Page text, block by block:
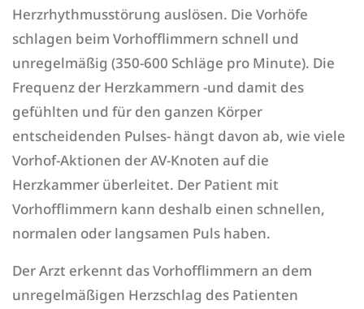
Herzrhythmusstörung auslösen. Die Vorhöfe
schlagen beim Vorhofflimmern schnell und
unregelmäßig (350-600 Schläge pro Minute). Die
Frequenz der Herzkammern -und damit des
gefühlten und für den ganzen Körper
entscheidenden Pulses- hängt davon ab, wie viele
Vorhof-Aktionen der AV-Knoten auf die
Herzkammer überleitet. Der Patient mit
Vorhofflimmern kann deshalb einen schnellen,
normalen oder langsamen Puls haben.
Der Arzt erkennt das Vorhofflimmern an dem
unregelmäßigen Herzschlag des Patienten